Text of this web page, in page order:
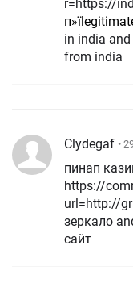
r=https://
in india and
from india
Clydegaf •
пинап
https://
url=http://
зеркало
сайт